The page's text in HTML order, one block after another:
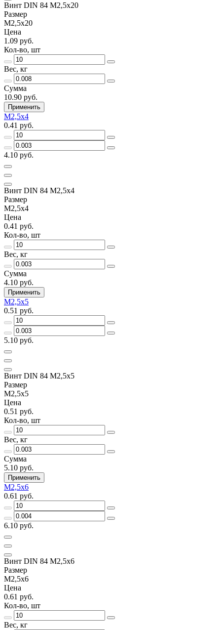
Винт DIN 84 М2,5х20
Размер
М2,5х20
Цена
1.09 руб.
Кол-во, шт
Вес, кг
Сумма
10.90 руб.
Применить
М2,5х4
0.41 руб.
4.10 руб.
Винт DIN 84 М2,5х4
Размер
М2,5х4
Цена
0.41 руб.
Кол-во, шт
Вес, кг
Сумма
4.10 руб.
Применить
М2,5х5
0.51 руб.
5.10 руб.
Винт DIN 84 М2,5х5
Размер
М2,5х5
Цена
0.51 руб.
Кол-во, шт
Вес, кг
Сумма
5.10 руб.
Применить
М2,5х6
0.61 руб.
6.10 руб.
Винт DIN 84 М2,5х6
Размер
М2,5х6
Цена
0.61 руб.
Кол-во, шт
Вес, кг